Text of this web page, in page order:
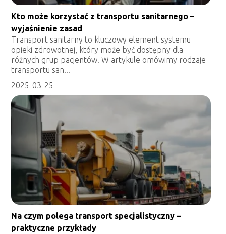
Kto może korzystać z transportu sanitarnego –
wyjaśnienie zasad
Transport sanitarny to kluczowy element systemu
opieki zdrowotnej, który może być dostępny dla
różnych grup pacjentów. W artykule omówimy rodzaje
transportu san...
2025-03-25
Na czym polega transport specjalistyczny –
praktyczne przykłady